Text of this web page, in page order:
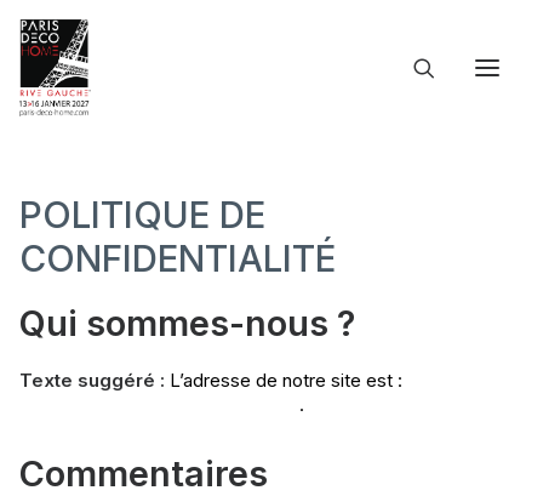
POLITIQUE DE
CONFIDENTIALITÉ
Qui sommes-nous ?
Texte suggéré : L’adresse de notre site est :
.
Commentaires